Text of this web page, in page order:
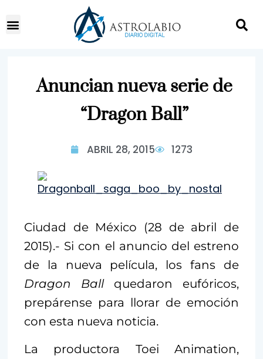
Anuncian nueva serie de
“Dragon Ball”
ABRIL 28, 2015 1273
Ciudad de México (28 de abril de
2015).- Si con el anuncio del estreno
de la nueva película, los fans de
Dragon Ball quedaron eufóricos,
prepárense para llorar de emoción
con esta nueva noticia.
La productora Toei Animation,